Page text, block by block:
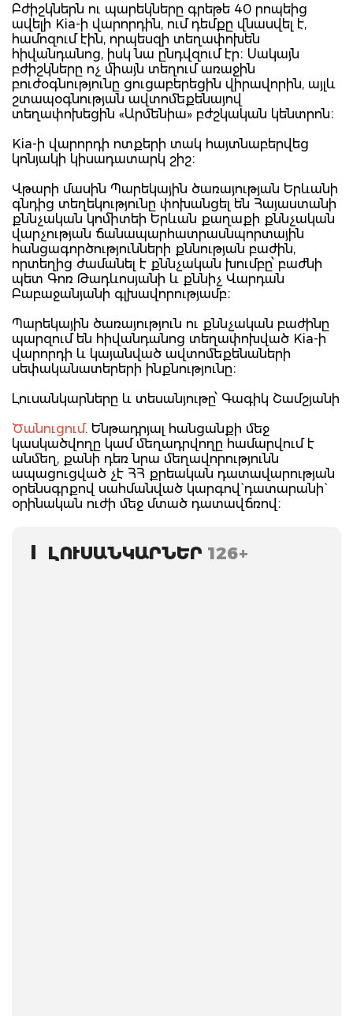
Բժիշկներն ու պարեկները գրեթե 40 րոպեից
ավելի Kia-ի վարորդին, ում դեմքը վնասվել է,
համոզում էին, որպեսզի տեղափոխեն
հիվանդանոց, իսկ նա ընդվզում էր։ Սակայն
բժիշկները ոչ միայն տեղում առաջին
բուժօգնությունը ցուցաբերեցին վիրավորին, այլև
շտապօգնության ավտոմեքենայով
տեղափոխեցին «Արմենիա» բժշկական կենտրոն։
Kia-ի վարորդի ոտքերի տակ հայտնաբերվեց
կոնյակի կիսադատարկ շիշ։
Վթարի մասին Պարեկային ծառայության Երևանի
գնդից տեղեկությունը փոխանցել են Հայաստանի
քննչական կոմիտեի Երևան քաղաքի քննչական
վարչության ճանապարհատրասնպորտային
հանցագործությունների քննության բաժին,
որտեղից ժամանել է քննչական խումբը՝ բաժնի
պետ Գոռ Թադևոսյանի և քննիչ Վարդան
Բաբաջանյանի գլխավորությամբ։
Պարեկային ծառայություն ու քննչական բաժինը
պարզում են հիվանդանոց տեղափոխված Kia-ի
վարորդի և կայանված ավտոմեքենաների
սեփականատերերի ինքնությունը։
Լուսանկարները և տեսանյութը՝ Գագիկ Շամշյանի
Ծանուցում. Ենթադրյալ հանցանքի մեջ
կասկածվողը կամ մեղադրվողը համարվում է
անմեղ, քանի դեռ նրա մեղավորությունն
ապացուցված չէ ՀՀ քրեական դատավարության
օրենսգրքով սահմանված կարգով` դատարանի`
օրինական ուժի մեջ մտած դատավճռով։
ԼՈՒՍԱՆԿԱՐՆԵՐ 126+